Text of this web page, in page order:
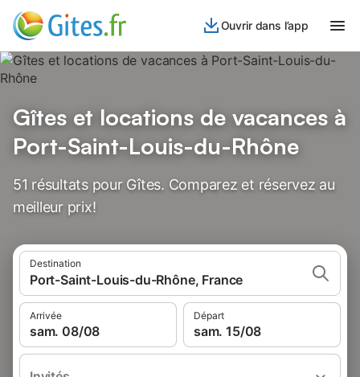
Ouvrir dans l’app
Gîtes et locations de vacances à
Port-Saint-Louis-du-Rhône
51 résultats pour Gîtes. Comparez et réservez au
meilleur prix!
Destination
Port-Saint-Louis-du-Rhône, France
Arrivée
sam. 08/08
Départ
sam. 15/08